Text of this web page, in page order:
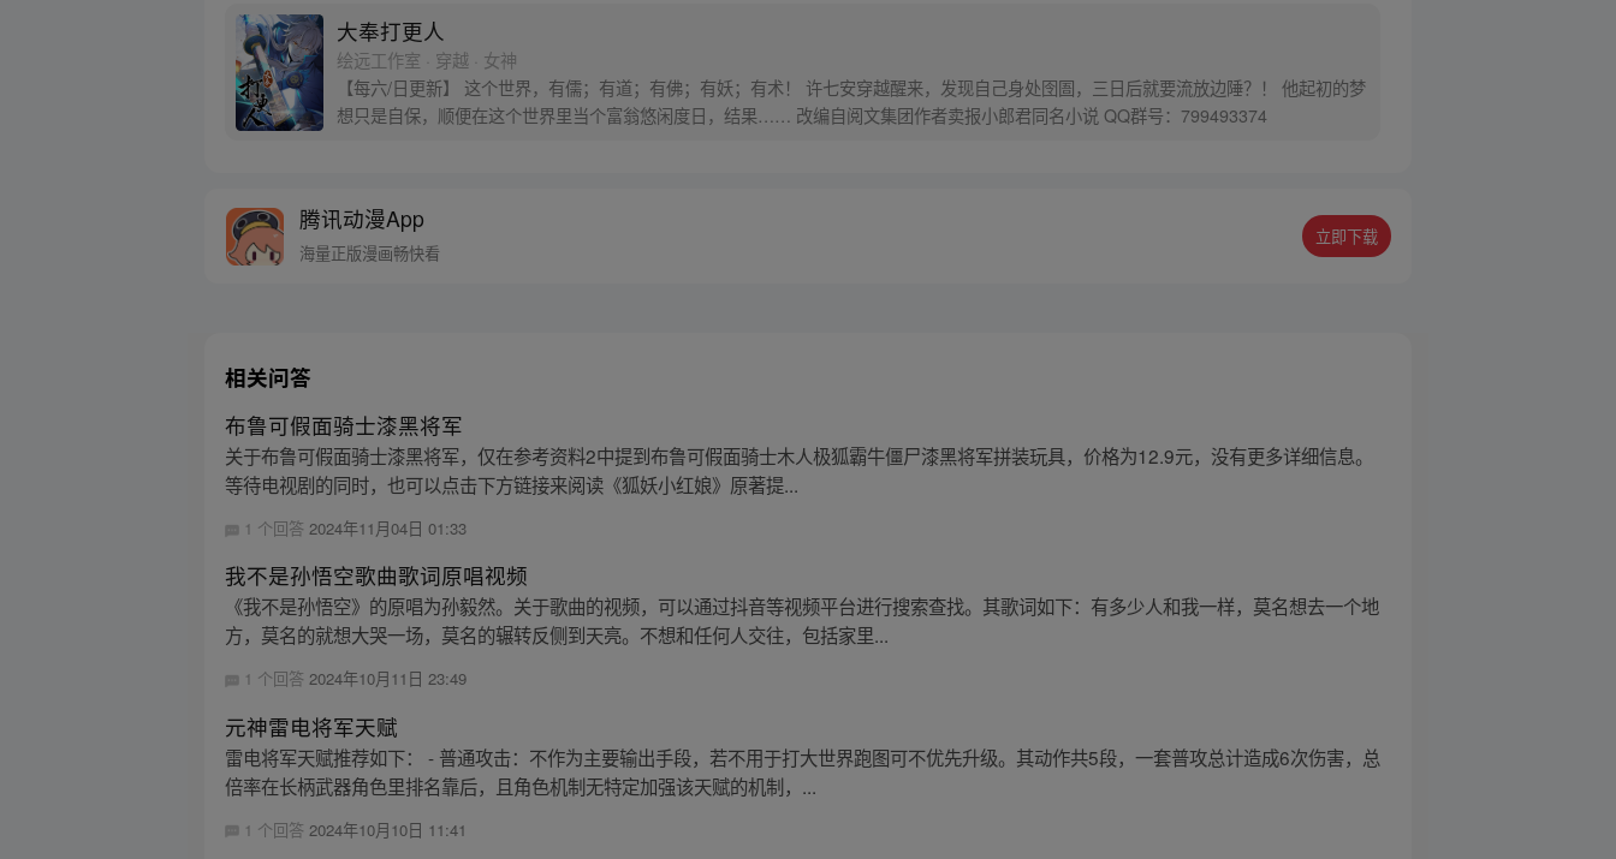
大奉打更人
绘远工作室 · 穿越 · 女神
【每六/日更新】 这个世界，有儒；有道；有佛；有妖；有术！ 许七安穿越醒来，发现自己身处囹圄，三日后就要流放边陲？！ 他起初的梦
想只是自保，顺便在这个世界里当个富翁悠闲度日，结果…… 改编自阅文集团作者卖报小郎君同名小说 QQ群号：799493374
腾讯动漫App
海量正版漫画畅快看
立即下载
相关问答
布鲁可假面骑士漆黑将军
关于布鲁可假面骑士漆黑将军，仅在参考资料2中提到布鲁可假面骑士木人极狐霸牛僵尸漆黑将军拼装玩具，价格为12.9元，没有更多详细信息。
等待电视剧的同时，也可以点击下方链接来阅读《狐妖小红娘》原著提...
1 个回答2024年11月04日 01:33
我不是孙悟空歌曲歌词原唱视频
《我不是孙悟空》的原唱为孙毅然。关于歌曲的视频，可以通过抖音等视频平台进行搜索查找。其歌词如下：有多少人和我一样，莫名想去一个地
方，莫名的就想大哭一场，莫名的辗转反侧到天亮。不想和任何人交往，包括家里...
1 个回答2024年10月11日 23:49
元神雷电将军天赋
雷电将军天赋推荐如下： - 普通攻击：不作为主要输出手段，若不用于打大世界跑图可不优先升级。其动作共5段，一套普攻总计造成6次伤害，总
倍率在长柄武器角色里排名靠后，且角色机制无特定加强该天赋的机制，...
1 个回答 2024年10月10日 11:41